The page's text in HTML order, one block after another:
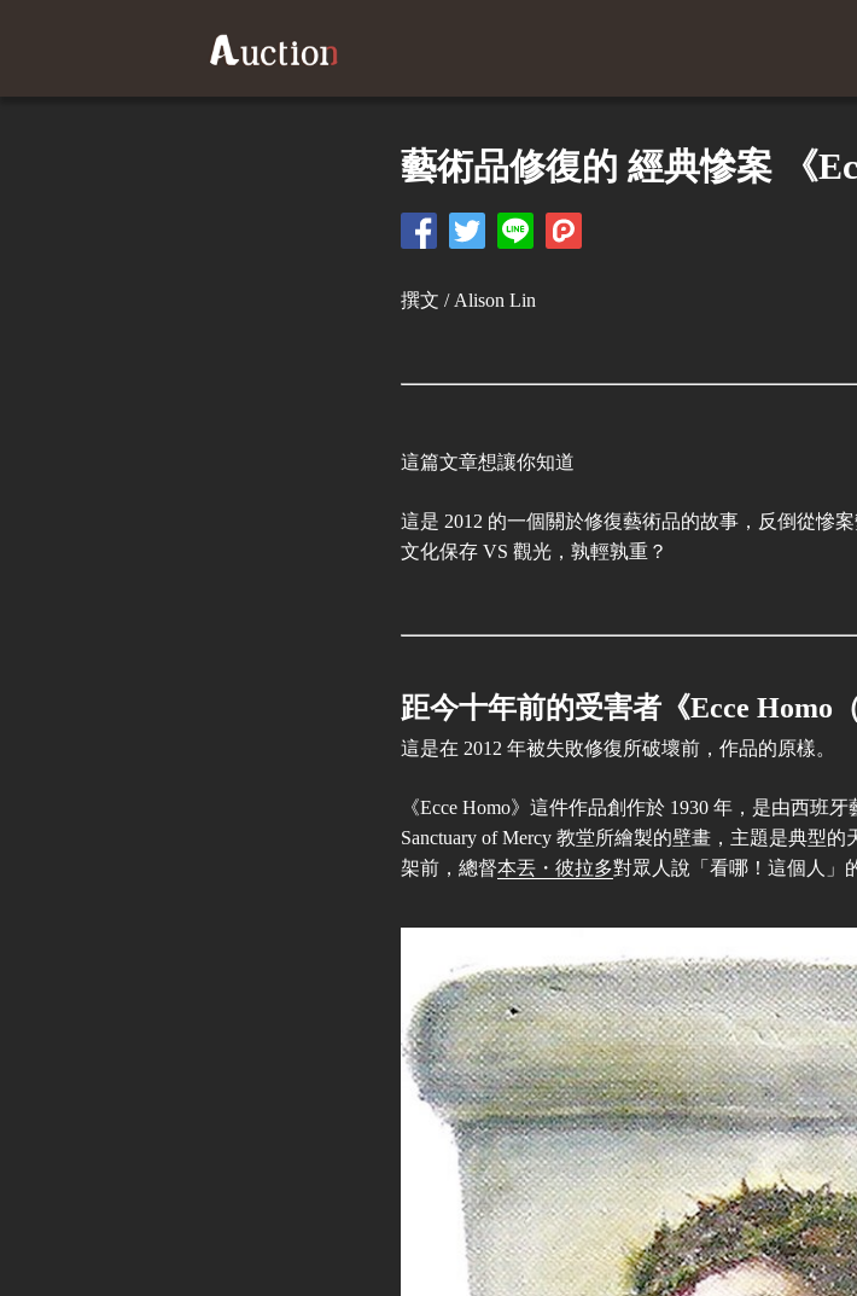
藝術品修復的 經典慘案 《
撰文 / Alison Lin
這篇文章想讓你知道
這是 2012 的一個關於修復藝術品的故事，反倒從慘
文化保存 VS 觀光，孰輕孰重？
距今十年前的受害者《Ecce Homo
這是在 2012 年被失敗修復所破壞前，作品的原樣。
《Ecce Homo》這件作品創作於 1930 年，是由西班牙
Sanctuary of Mercy 教堂所繪製的壁畫，主題是典型
架前，總督本丟・彼拉多對眾人說「看哪！這個人」